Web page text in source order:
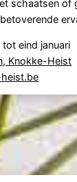
schaatsen
eind januari
Knokke-Heist